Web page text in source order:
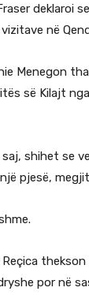
deklaroi
në
Menegon
së Kilajt
shihet se
pjesë,
por në